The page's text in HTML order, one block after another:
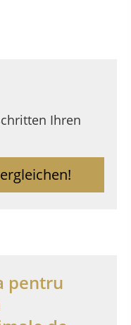
Ihren
pentru